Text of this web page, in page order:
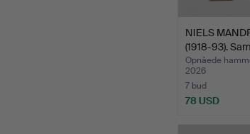
NIELS
(1918-93).
Opnåede
2026
7 bud
78 USD